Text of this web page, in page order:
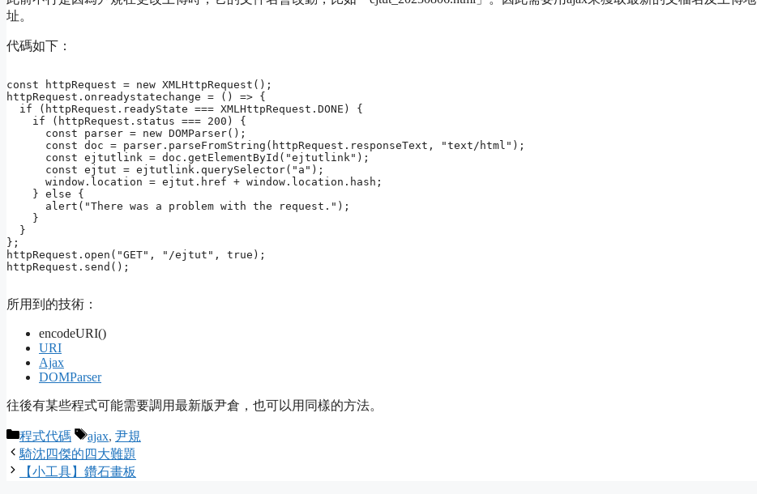
址。
代碼如下：
const httpRequest = new XMLHttpRequest();
httpRequest.onreadystatechange = () => {
  if (httpRequest.readyState === XMLHttpRequest.DONE) {
    if (httpRequest.status === 200) {
      const parser = new DOMParser();
      const doc = parser.parseFromString(httpRequest.responseText, "text/html");
      const ejtutlink = doc.getElementById("ejtutlink");
      const ejtut = ejtutlink.querySelector("a");
      window.location = ejtut.href + window.location.hash;
    } else {
      alert("There was a problem with the request.");
    }
  }
};
httpRequest.open("GET", "/ejtut", true);
所用到的技術：
encodeURI()
URI
Ajax
DOMParser
往後有某些程式可能需要調用最新版尹倉，也可以用同樣的方法。
Categories
程式代碼 Tags
ajax, 尹規
騎沈四傑的四大難題
【小工具】鑽石畫板